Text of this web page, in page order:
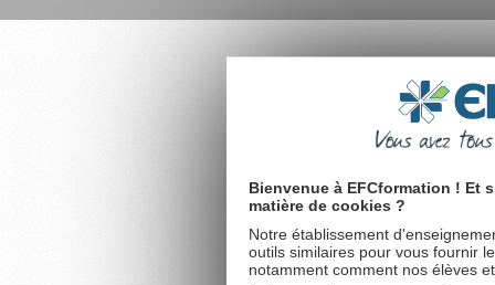
Bienvenue à EFCformation ! Et
matière de cookies ?
Notre établissement
outils similaires pour vous fournir
notamment comment nos élèves